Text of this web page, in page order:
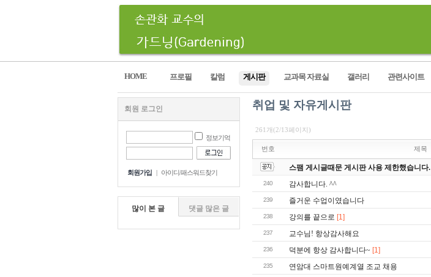
HOME 프로필 칼럼 게시판 교과목 자료실 갤러리 관련사이트
회원 로그인
정보기억
회원가입 | 아이디/패스워드찾기
많이 본 글 댓글 많은 글
취업 및 자유게시판
261개(2/13페이지)
번호 제목
스팸 게시글때문 게시판 사용 제한했습니다.
240 감사합니다. ^^
239 즐거운 수업이였습니다
238 강의를 끝으로 [1]
237 교수님! 항상감사해요
236 덕분에 항상 감사합니다~ [1]
235 연암대 스마트원예계열 조교 채용